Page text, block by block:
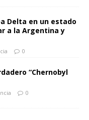
Delta en un estado
a la Argentina y
0
“Chernobyl
0